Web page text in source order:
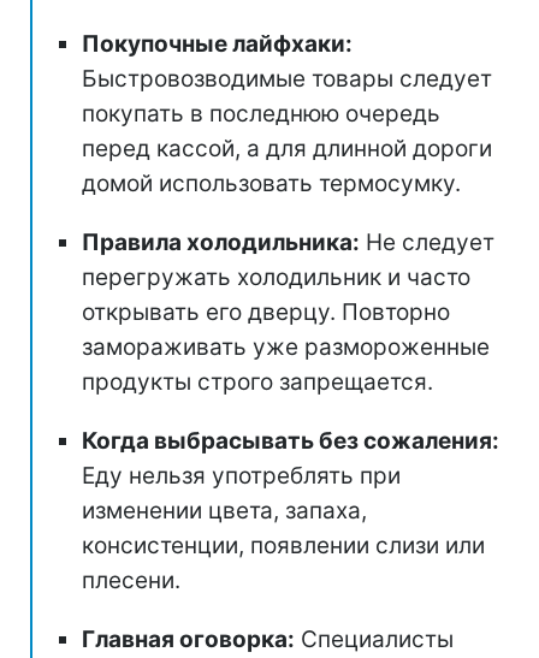
Покупочные лайфхаки:
Быстровозводимые товары следует
покупать в последнюю очередь
перед кассой, а для длинной дороги
домой использовать термосумку.
Правила холодильника: Не следует
перегружать холодильник и часто
открывать его дверцу. Повторно
замораживать уже размороженные
продукты строго запрещается.
Когда выбрасывать без сожаления:
Еду нельзя употреблять при
изменении цвета, запаха,
консистенции, появлении слизи или
плесени.
Главная оговорка: Специалисты